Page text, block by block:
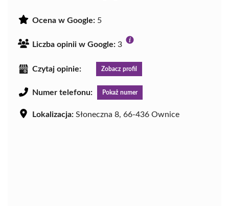
Ocena w Google: 5
Liczba opinii w Google: 3
Czytaj opinie: Zobacz profil
Numer telefonu: Pokaż numer
Lokalizacja: Słoneczna 8, 66-436 Ownice